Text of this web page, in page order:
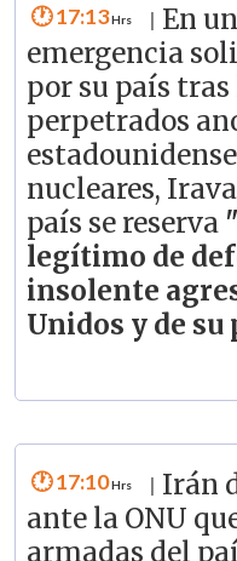
17:13
En
emergencia
por su país tras
perpetrados
nucleares,
país se reserva
legítimo de
insolente
Unidos y de
17:10
Irán
ante la ONU
armadas del